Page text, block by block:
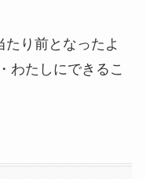
り前となったよ
わたしにできるこ